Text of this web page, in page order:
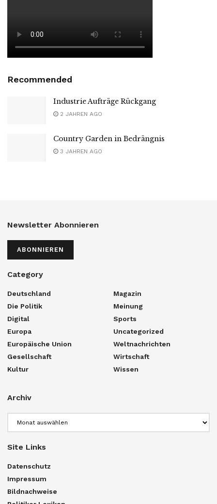
Recommended
Industrie Aufträge Rückgang
2 JAHREN AGO
Country Garden in Bedrängnis
3 JAHREN AGO
Newsletter Abonnieren
ABONNIEREN
Category
Deutschland
Die Politik
Digital
Europa
Europäische Union
Gesellschaft
Kultur
Magazin
Meinung
Sports
Uncategorized
Weltnachrichten
Wirtschaft
Wissen
Archiv
Site Links
Datenschutz
Impressum
Bildnachweise